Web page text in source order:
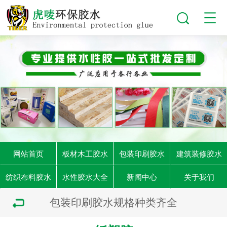
网站首页 板材木工胶水 包装印刷胶水 建筑装修胶水
纺织布料胶水 水性胶水大全 新闻中心 关于我们
包装印刷胶水规格种类齐全